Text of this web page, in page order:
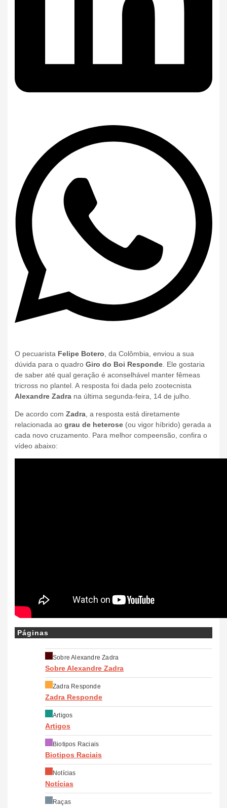
O pecuarista Felipe Botero , da Colômbia, enviou a sua
dúvida para o quadroGiro do Boi Responde . Ele gostaria
de saber até qual geração é aconselhável manter fêmeas
tricross no plantel. A resposta foi dada pelo zootecnista
Alexandre Zadra na última segunda-feira, 14 de julho.
De acordo comZadra , a resposta está diretamente
relacionada aograu de heterose (ou vigor híbrido) gerada a
cada novo cruzamento. Para melhor compeensão, confira o
vídeo abaixo:
Páginas
Sobre Alexandre Zadra
Sobre Alexandre Zadra
Zadra Responde
Zadra Responde
Artigos
Artigos
Biotipos Raciais
Biotipos Raciais
Notícias
Notícias
Raças